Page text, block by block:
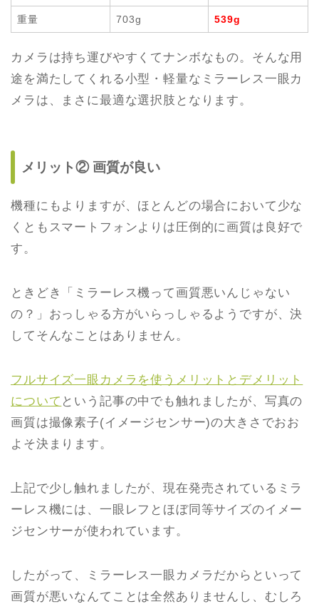
重量 703g 539g
カメラは持ち運びやすくてナンボなもの。そんな用
途を満たしてくれる小型・軽量なミラーレス一眼カ
メラは、まさに最適な選択肢となります。
メリット② 画質が良い
機種にもよりますが、ほとんどの場合において少な
くともスマートフォンよりは圧倒的に画質は良好で
す。
ときどき「ミラーレス機って画質悪いんじゃない
の？」おっしゃる方がいらっしゃるようですが、決
してそんなことはありません。
フルサイズ一眼カメラを使うメリットとデメリット
について という記事の中でも触れましたが、写真の
画質は撮像素子(イメージセンサー)の大きさでおお
よそ決まります。
上記で少し触れましたが、現在発売されているミラ
ーレス機には、一眼レフとほぼ同等サイズのイメー
ジセンサーが使われています。
したがって、ミラーレス一眼カメラだからといって
画質が悪いなんてことは全然ありませんし、むしろ